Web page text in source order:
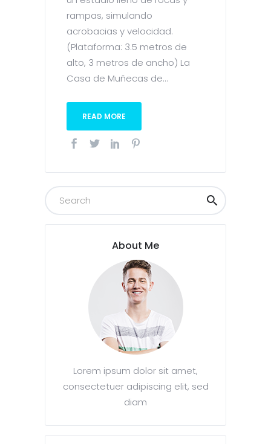
rampas, simulando
acrobacias y velocidad.
(Plataforma: 3.5 metros de
alto, 3 metros de ancho) La
Casa de Muñecas de...
READ MORE
About Me
Lorem ipsum dolor sit amet,
consectetuer adipiscing elit, sed
diam